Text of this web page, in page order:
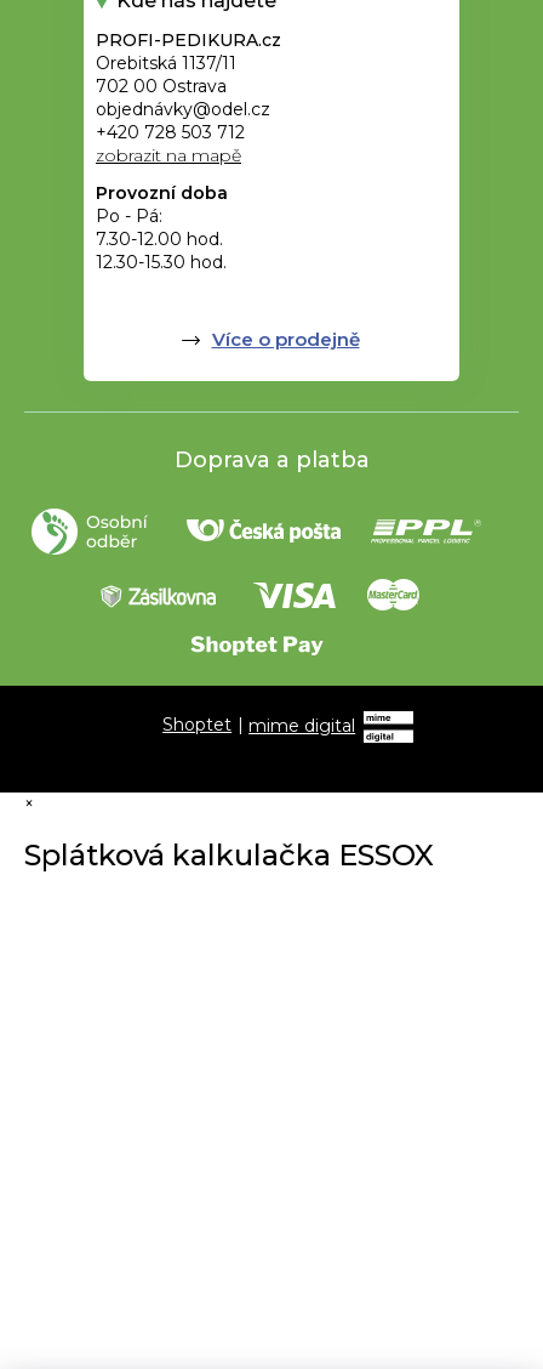
PROFI-PEDIKURA.cz
Orebitská 1137/11
702 00 Ostrava
objednávky@odel.cz
+420 728 503 712
zobrazit na mapě
Provozní doba
Po - Pá:
7.30-12.00 hod.
12.30-15.30 hod.
Více o prodejně
Doprava a platba
Shoptet |mime digital
×
Splátková kalkulačka ESSOX